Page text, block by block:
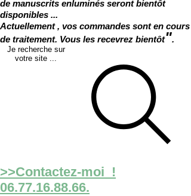
de manuscrits enluminés seront bientôt
disponibles ...
Actuellement , vos commandes sont en cours
de traitement. Vous les recevrez bientôt".
Je recherche sur
votre site ...
>>Contactez-moi !
06.77.16.88.66.